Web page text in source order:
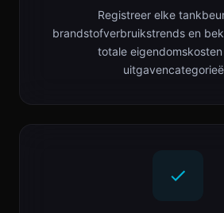
Registreer elke
brandstofverbruikstrends en
totale